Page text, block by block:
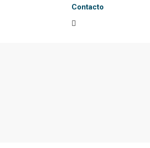
Contacto